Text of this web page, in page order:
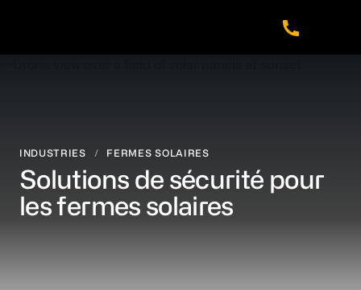
INDUSTRIES / FERMES SOLAIRES
Solutions de sécurité pour
les fermes solaires